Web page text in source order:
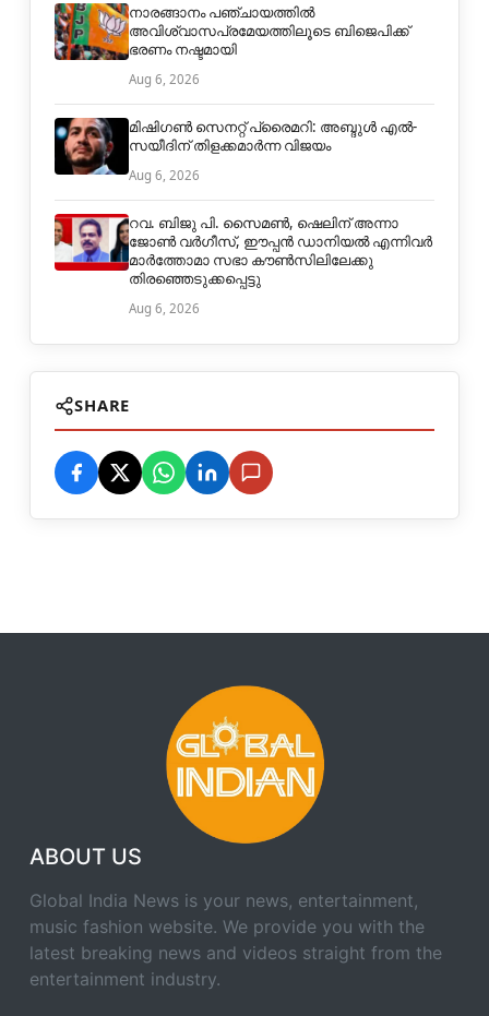
നാരങ്ങാനം പഞ്ചായത്തില്‍
അവിശ്വാസപ്രമേയത്തിലൂടെ ബിജെപിക്ക്
ഭരണം നഷ്ടമായി
Aug 6, 2026
മിഷിഗൺ സെനറ്റ് പ്രൈമറി: അബ്ദുൾ എൽ-
സയീദിന് തിളക്കമാർന്ന വിജയം
Aug 6, 2026
റവ. ബിജു പി. സൈമൺ, ഷെലിന് അന്നാ
ജോൺ വർഗീസ്, ഈപ്പൻ ഡാനിയൽ എന്നിവർ
മാർത്തോമാ സഭാ കൗൺസിലിലേക്കു
തിരഞ്ഞെടുക്കപ്പെട്ടു
Aug 6, 2026
SHARE
ABOUT US
Global India News is your news, entertainment,
music fashion website. We provide you with the
latest breaking news and videos straight from the
entertainment industry.